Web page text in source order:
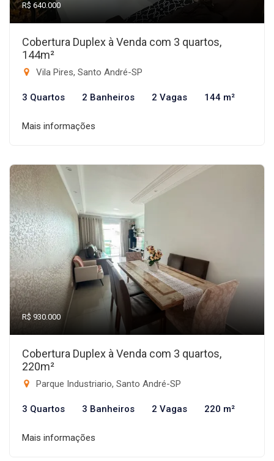
R$ 640.000
Cobertura Duplex à Venda com 3 quartos,
144m²
Vila Pires, Santo André-SP
3 Quartos 2 Banheiros 2 Vagas 144 m²
Mais informações
R$ 930.000
Cobertura Duplex à Venda com 3 quartos,
220m²
Parque Industriario, Santo André-SP
3 Quartos 3 Banheiros 2 Vagas 220 m²
Mais informações